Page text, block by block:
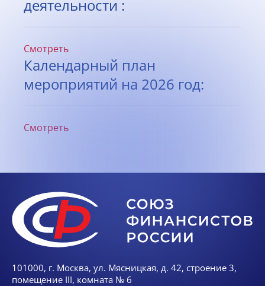
деятельности :
Смотреть
Календарный план
мероприятий на 2026 год:
Смотреть
101000, г. Москва, ул. Мясницкая, д. 42, строение 3,
помещение III, комната № 6